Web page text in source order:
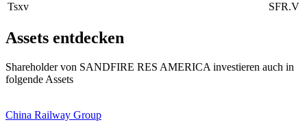
Tsxv
SFR.V
Assets entdecken
Shareholder von SANDFIRE RES AMERICA investieren auch in
folgende Assets
China Railway Group